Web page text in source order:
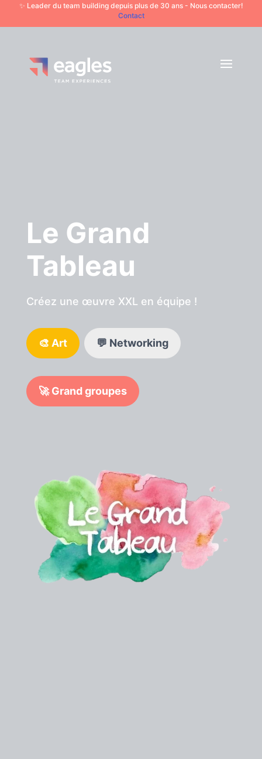
✨ Leader du team building depuis plus de 30 ans - Nous contacter!
Contact
Le Grand
Tableau
Créez une œuvre XXL en équipe !
🎨 Art 💬 Networking
🚀 Grand groupes